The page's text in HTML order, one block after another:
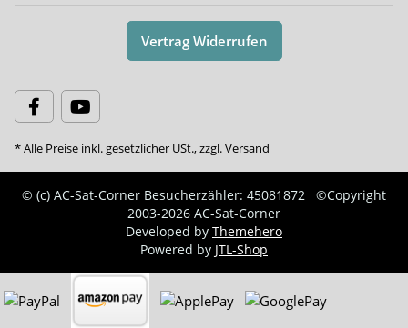
Vertrag Widerrufen
* Alle Preise inkl. gesetzlicher USt., zzgl.Versand
© (c) AC-Sat-Corner Besucherzähler: 45081872
©Copyright
2003-2026 AC-Sat-Corner
Developed by Themehero
Powered by JTL-Shop